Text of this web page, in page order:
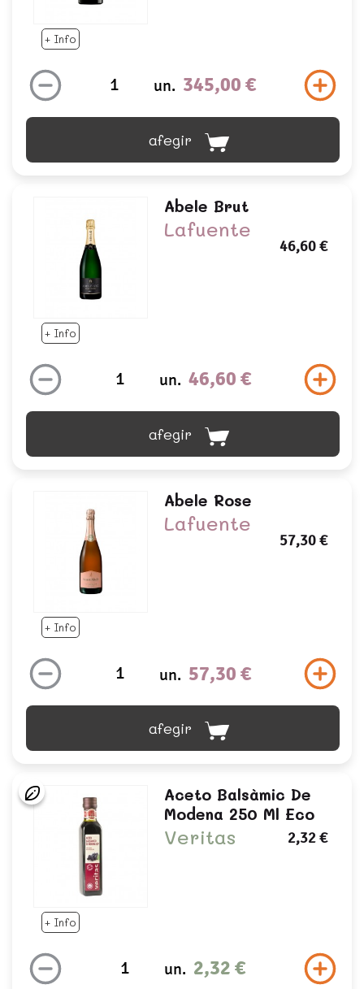
+ Info
un. 345,00 €
afegir
+ Info
Abele Brut
Lafuente
46,60 €
un. 46,60 €
afegir
+ Info
Abele Rose
Lafuente
57,30 €
un. 57,30 €
afegir
+ Info
Aceto Balsàmic De
Modena 250 Ml Eco
Veritas 2,32 €
un. 2,32 €